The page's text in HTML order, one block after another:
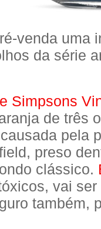
venda uma
da série
Simpsons
de três
pela
preso
clássico.
vai
também,